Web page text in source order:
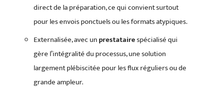
direct de la préparation, ce qui convient surtout
pour les envois ponctuels ou les formats atypiques.
Externalisée, avec unprestatairespécialisé qui
gère l’intégralité du processus, une solution
largement plébiscitée pour les flux réguliers ou de
grande ampleur.